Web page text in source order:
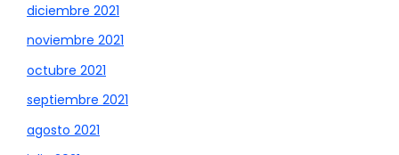
diciembre 2021
noviembre 2021
octubre 2021
septiembre 2021
agosto 2021